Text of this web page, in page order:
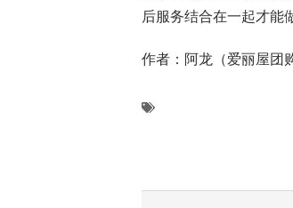
后服务结合在一起才能
作者：阿龙（爱丽屋团